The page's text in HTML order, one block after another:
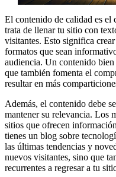
El contenido de calidad es
trata de llenar tu sitio con
visitantes. Esto significa
formatos que sean
audiencia. Un contenido
que también fomenta el
resultar en más
Además, el contenido debe
mantener su relevancia. Los
sitios que ofrecen
tienes un blog sobre
las últimas tendencias y
nuevos visitantes, sino que
recurrentes a regresar a tu